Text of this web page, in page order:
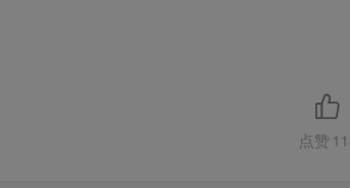
点赞